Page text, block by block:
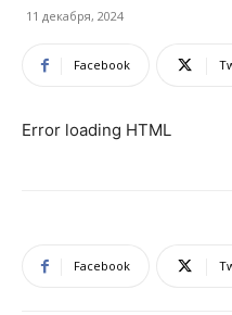
11 декабря, 2024
Facebook
Error loading HTML
Facebook